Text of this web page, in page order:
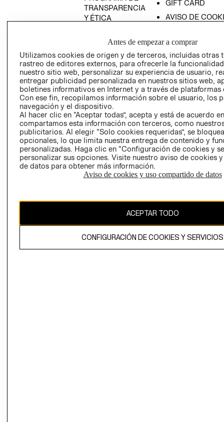
TRANSPARENCIA
Y ÉTICA
PROGRAMA DE
TRANSPARENCIA
Y ÉTICA (INGLÉS)
GIFT CARD
AVISO DE
DE INDUSTRIA Y
COMERCIO - SIC
PETICIONES
QUEJAS Y
RECLAMOS
Colombia ($)
CAMBIAR REGIÓN
El contenido de esta página web está protegido por copyright y es
propiedad de H&M Hennes & Mauritz AB.
Antes de empezar a comprar
Utilizamos cookies de origen y de terceros, incluidas otras
rastreo de editores externos, para ofrecerle la
nuestro sitio web, personalizar su experiencia de usuario,
entregar publicidad personalizada en nuestros sitios web,
boletines informativos en Internet y a través de plataformas
Con ese fin, recopilamos información sobre el usuario, los
navegación y el dispositivo.
Al hacer clic en “Aceptar todas”, acepta y está de acuerdo
compartamos esta información con terceros, como
publicitarios. Al elegir “Solo cookies requeridas”, se
opcionales, lo que limita nuestra entrega de contenido y
personalizadas. Haga clic en “Configuración de cookies y
personalizar sus opciones. Visite nuestro aviso de cookies
de datos para obtener más información.
Aviso de cookies y uso compartido de datos
ACEPTAR TODO
CONFIGURACIÓN DE COOKIES Y SERVICIOS